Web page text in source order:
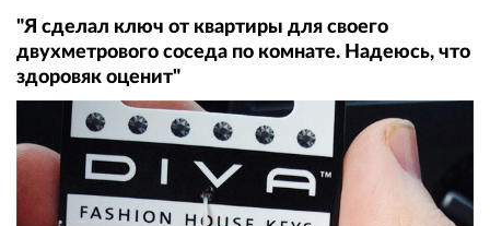
"Я сделал ключ от квартиры для своего
двухметрового соседа по комнате. Надеюсь, что
здоровяк оценит"